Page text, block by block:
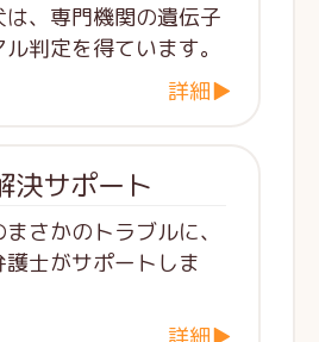
、専門機関の遺伝子
判定を得ています。
詳細▶
決サポート
さかのトラブルに、
士がサポートしま